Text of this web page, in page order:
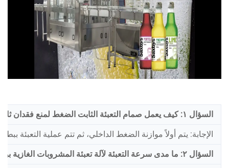
السؤال ١: كيف يعمل صمام التعبئة الثابت الضغط لمنع فقدان ثاني أكسيد الكربون أثناء عملية التعبئة؟
الإجابة: يتم أولاً موازنة الضغط الداخلي، ثم تتم عملية التعبئة
السؤال ٢: ما مدى سرعة التعبئة لآلة تعبئة المشروبات الغازية بوحدة الزجاجات في الساعة؟